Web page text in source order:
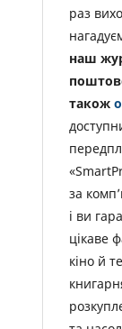
раз
наш
також
за
і ви
цікаве
кіно й